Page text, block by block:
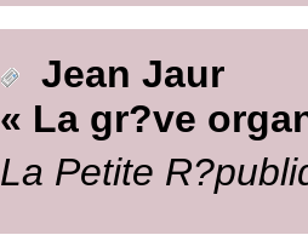
Jean Jaur
« La gr?ve
La Petite